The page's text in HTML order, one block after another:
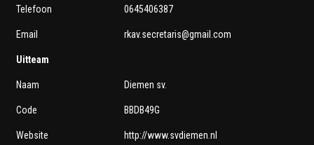
Telefoon 0645406387
Email rkav.secretaris@gmail.com
Uitteam
Naam Diemen sv.
Code BBDB49G
Website http://www.svdiemen.nl